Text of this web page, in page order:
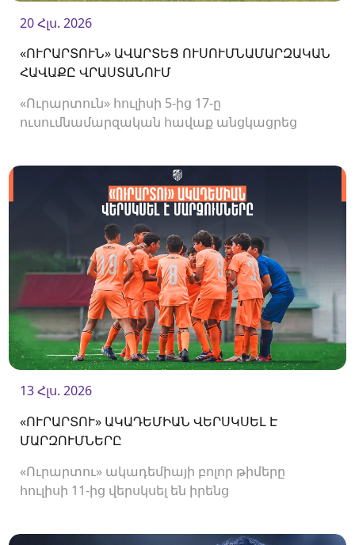
20 Հլս. 2026
«ՈՒՐԱՐՏՈՒՆ» ԱՎԱՐՏԵՑ ՈՒՍՈՒՄՆԱՄԱՐԶԱԿԱՆ
ՀԱՎԱՔԸ ՎՐԱՍՏԱՆՈՒՄ
«Ուրարտուն» հուլիսի 5-ից 17-ը
ուսումնամարզական հավաք անցկացրեց
13 Հլս. 2026
«ՈՒՐԱՐՏՈՒ» ԱԿԱԴԵՄԻԱՆ ՎԵՐՍԿՍԵԼ Է
ՄԱՐԶՈՒՄՆԵՐԸ
«Ուրարտու» ակադեմիայի բոլոր թիմերը
հուլիսի 11-ից վերսկսել են իրենց